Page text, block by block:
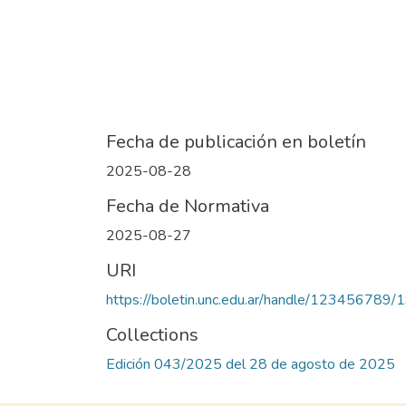
Fecha de publicación en boletín
2025-08-28
Fecha de Normativa
2025-08-27
URI
https://boletin.unc.edu.ar/handle/123456789/
Collections
Edición 043/2025 del 28 de agosto de 2025